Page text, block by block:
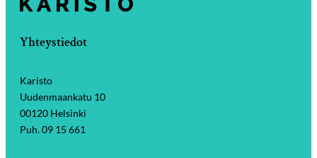
Yhteystiedot
Karisto
Uudenmaankatu 10
00120 Helsinki
Puh. 09 15 661